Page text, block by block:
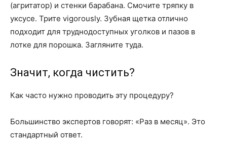
(агритатор) и стенки барабана. Смочите тряпку в
уксусе. Трите vigorously. Зубная щетка отлично
подходит для труднодоступных уголков и пазов в
лотке для порошка. Загляните туда.
Значит, когда чистить?
Как часто нужно проводить эту процедуру?
Большинство экспертов говорят: «Раз в месяц». Это
стандартный ответ.